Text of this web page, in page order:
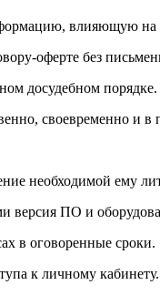
влияющую на
оферте без
досудебном порядке.
своевременно и
необходимой ему
версия ПО и
в оговоренные сроки.
к личному кабинету.